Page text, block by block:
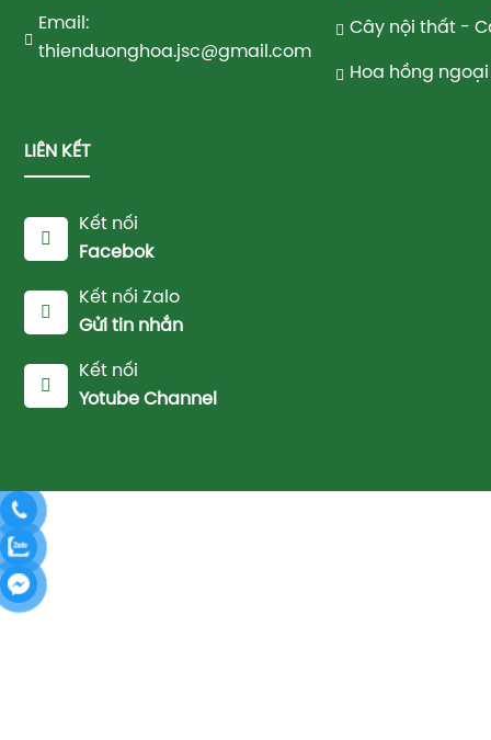
Email:
thienduonghoa.jsc@gmail.com
Cây nội thất -
Hoa hồng
LIÊN KẾT
Kết nối
Facebok
Kết nối Zalo
Gửi tin nhắn
Kết nối
Yotube Channel